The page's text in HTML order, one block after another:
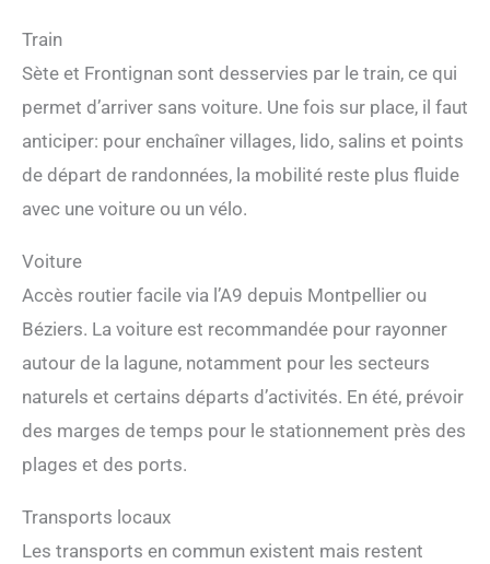
Train
Sète et Frontignan sont desservies par le train, ce qui
permet d’arriver sans voiture. Une fois sur place, il faut
anticiper: pour enchaîner villages, lido, salins et points
de départ de randonnées, la mobilité reste plus fluide
avec une voiture ou un vélo.
Voiture
Accès routier facile via l’A9 depuis Montpellier ou
Béziers. La voiture est recommandée pour rayonner
autour de la lagune, notamment pour les secteurs
naturels et certains départs d’activités. En été, prévoir
des marges de temps pour le stationnement près des
plages et des ports.
Transports locaux
Les transports en commun existent mais restent